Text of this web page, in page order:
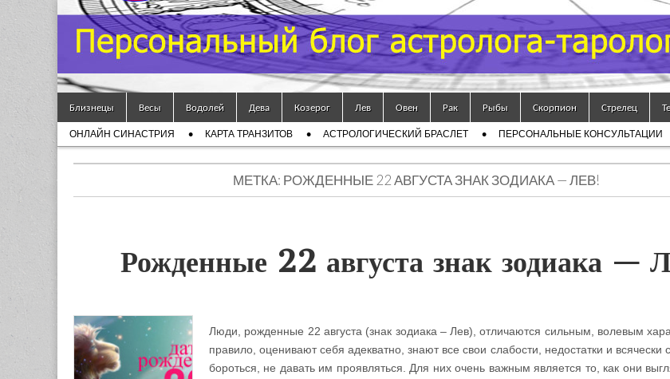
Гороскоп
Мой
Знак
Зодиака
— MZZ
Main menu
Близнецы Весы Водолей Дева Козерог Лев Овен Рак Рыбы Скорпион Стрелец
Sub menu
ОНЛАЙН СИНАСТРИЯ КАРТА ТРАНЗИТОВ АСТРОЛОГИЧЕСКИЙ БРАСЛЕТ ПЕРСОНАЛЬНЫЕ КОНСУЛЬТАЦИИ
МЕТКА: РОЖДЕННЫЕ 22 АВГУСТА ЗНАК ЗОДИАКА — ЛЕВ!
Рожденные 22 августа знак зодиака —
Люди, рожденные 22 августа (знак зодиака – Лев), отличаются сильным, волевым
правило, оценивают себя адекватно, знают все свои слабости, недостатки и всячески
бороться, не давать им проявляться. Для них очень важным является то, как они